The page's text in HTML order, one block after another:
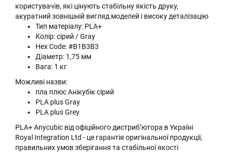
користувачів, які цінують стабільну якість друку,
акуратний зовнішній вигляд моделей і високу деталізацію
Тип матеріалу: PLA+
Колір: сірий / Gray
Hex Code: #B1B3B3
Діаметр: 1,75 мм
Вага: 1 кг
Можливі назви:
пла плюс Анікубік сірий
PLA plus Gray
PLA plus Grey
PLA+ Anycubic від офіційного дистриб’ютора в Україні
Royal Integration Ltd - це гарантія оригінальної продукції,
правильних умов зберігання та стабільної якості